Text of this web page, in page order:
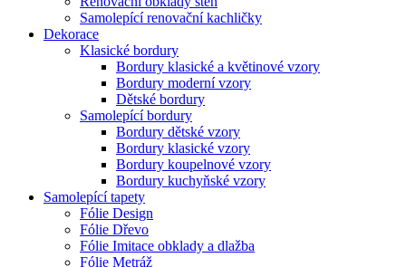
Samolepící renovační kachličky
Dekorace
Klasické bordury
Bordury klasické a květinové vzory
Bordury moderní vzory
Dětské bordury
Samolepící bordury
Bordury dětské vzory
Bordury klasické vzory
Bordury koupelnové vzory
Bordury kuchyňské vzory
Samolepící tapety
Fólie Design
Fólie Dřevo
Fólie Imitace obklady a dlažba
Fólie Metráž